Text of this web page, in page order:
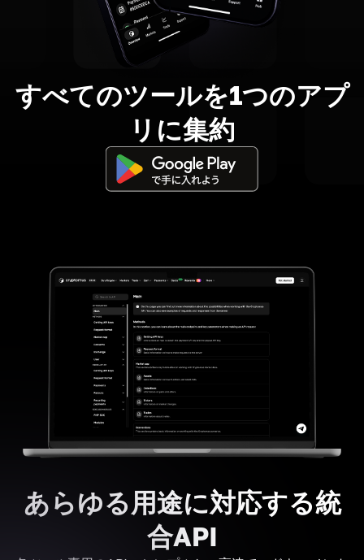
すべてのツールを1つのアプ
リに集約
あらゆる用途に対応する統
合API